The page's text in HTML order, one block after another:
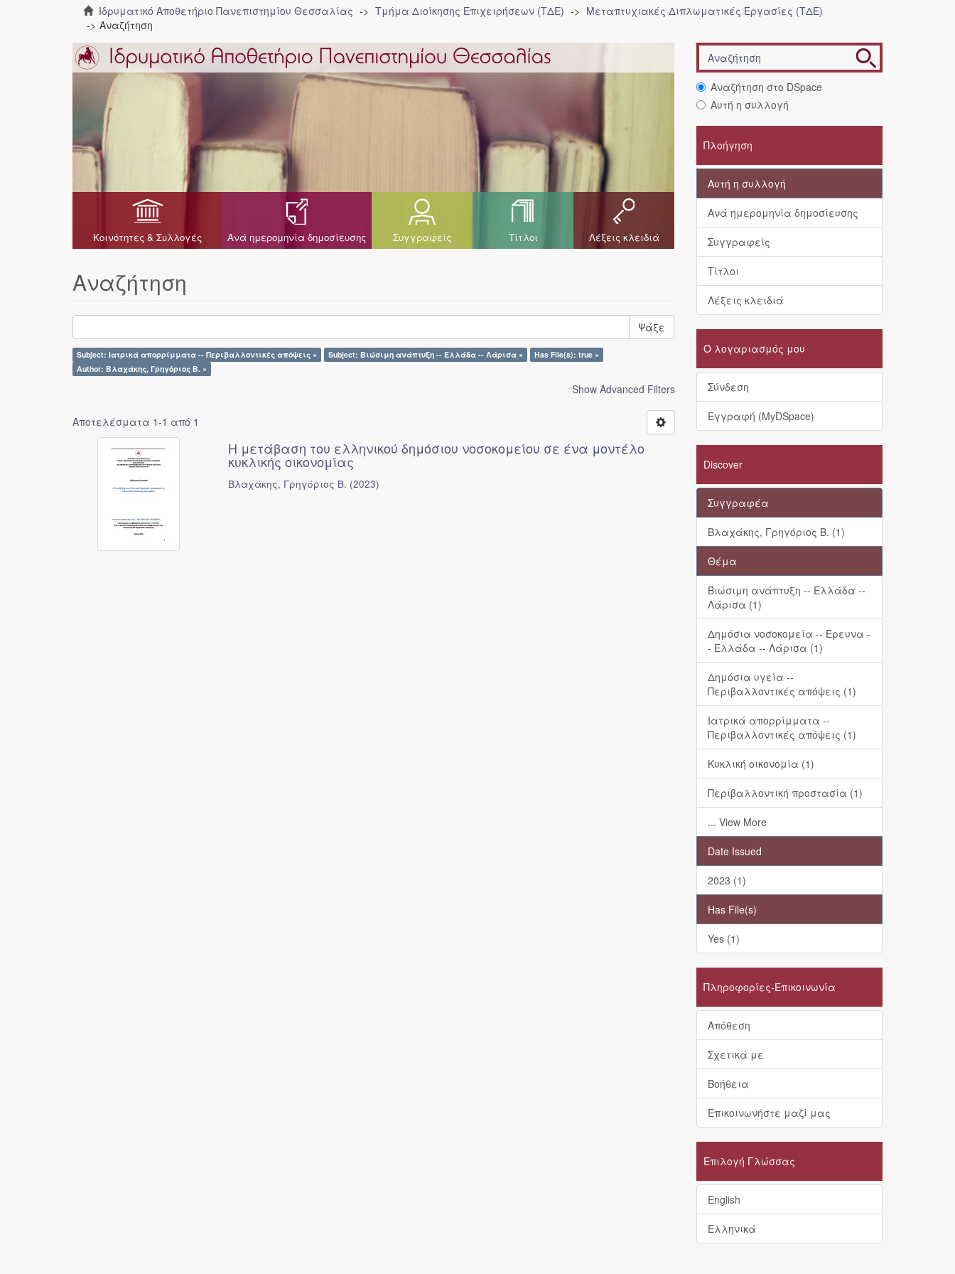
Ιδρυματικό Αποθετήριο Πανεπιστημίου Θεσσαλίας Τμήμα Διοίκησης Επιχειρήσεων (ΤΔΕ)
Μεταπτυχιακές Διπλωματικές Εργασίες (ΤΔΕ)
Αναζήτηση
Κοινότητες & Συλλογές Ανά ημερομηνία δημοσίευσης Συγγραφείς Τίτλοι Λέξεις κλειδιά
Αναζήτηση
Ψάξε
Subject: Ιατρικά απορρίμματα -- Περιβαλλοντικές απόψεις × Subject: Βιώσιμη ανάπτυξη -- Ελλάδα -- Λάρισα ×
Has File(s): true ×
Author: Βλαχάκης, Γρηγόριος Β. ×
Show Advanced Filters
Αποτελέσματα 1-1 από 1
Η μετάβαση του ελληνικού δημόσιου νοσοκομείου σε ένα μοντέλο
κυκλικής οικονομίας
Βλαχάκης, Γρηγόριος Β. (2023)
Αναζήτηση στο DSpace
Αυτή η συλλογή
Πλοήγηση
Αυτή η συλλογή
Ανά ημερομηνία δημοσίευσης
Συγγραφείς
Τίτλοι
Λέξεις κλειδιά
Ο λογαριασμός μου
Σύνδεση
Εγγραφή (MyDSpace)
Discover
Συγγραφέα
Βλαχάκης, Γρηγόριος Β. (1)
Θέμα
Βιώσιμη ανάπτυξη -- Ελλάδα --
Λάρισα (1)
Δημόσια νοσοκομεία -- Έρευνα -
- Ελλάδα -- Λάρισα (1)
Δημόσια υγεία --
Περιβαλλοντικές απόψεις (1)
Ιατρικά απορρίμματα --
Περιβαλλοντικές απόψεις (1)
Κυκλική οικονομία (1)
Περιβαλλοντική προστασία (1)
... View More
Date Issued
2023 (1)
Has File(s)
Yes (1)
Πληροφορίες-Επικοινωνία
Απόθεση
Σχετικά με
Βοήθεια
Επικοινωνήστε μαζί μας
Επιλογή Γλώσσας
English
Ελληνικά